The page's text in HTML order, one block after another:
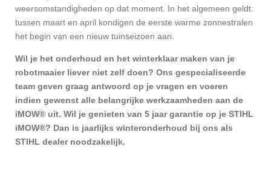
weersomstandigheden op dat moment. In het algemeen geldt:
tussen maart en april kondigen de eerste warme zonnestralen
het begin van een nieuw tuinseizoen aan.
Wil je het onderhoud en het winterklaar maken van je
robotmaaier liever niet zelf doen? Ons gespecialiseerde
team geven graag antwoord op je vragen en voeren
indien gewenst alle belangrijke werkzaamheden aan de
iMOW® uit. Wil je genieten van 5 jaar garantie op je STIHL
iMOW®? Dan is jaarlijks winteronderhoud bij ons als
STIHL dealer noodzakelijk.